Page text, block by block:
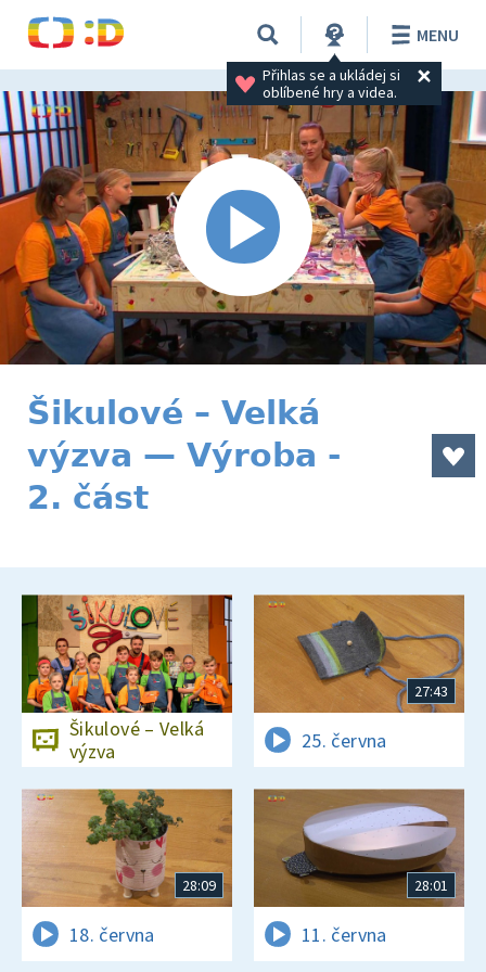
Přihlas se a ukládej si
oblíbené hry a videa.
MENU
Šikulové – Velká
výzva — Výroba -
2. část
Šikulové – Velká
výzva
27:43
25. června
28:09
18. června
28:01
11. června